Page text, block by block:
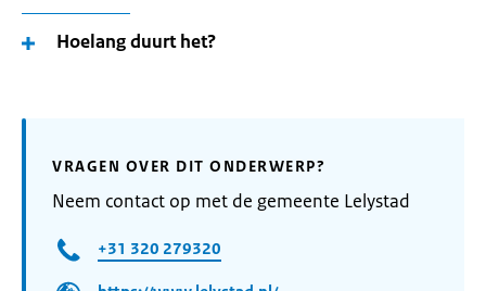
Hoelang duurt het?
VRAGEN OVER DIT ONDERWERP?
Neem contact op met de gemeente Lelystad
+31 320 279320